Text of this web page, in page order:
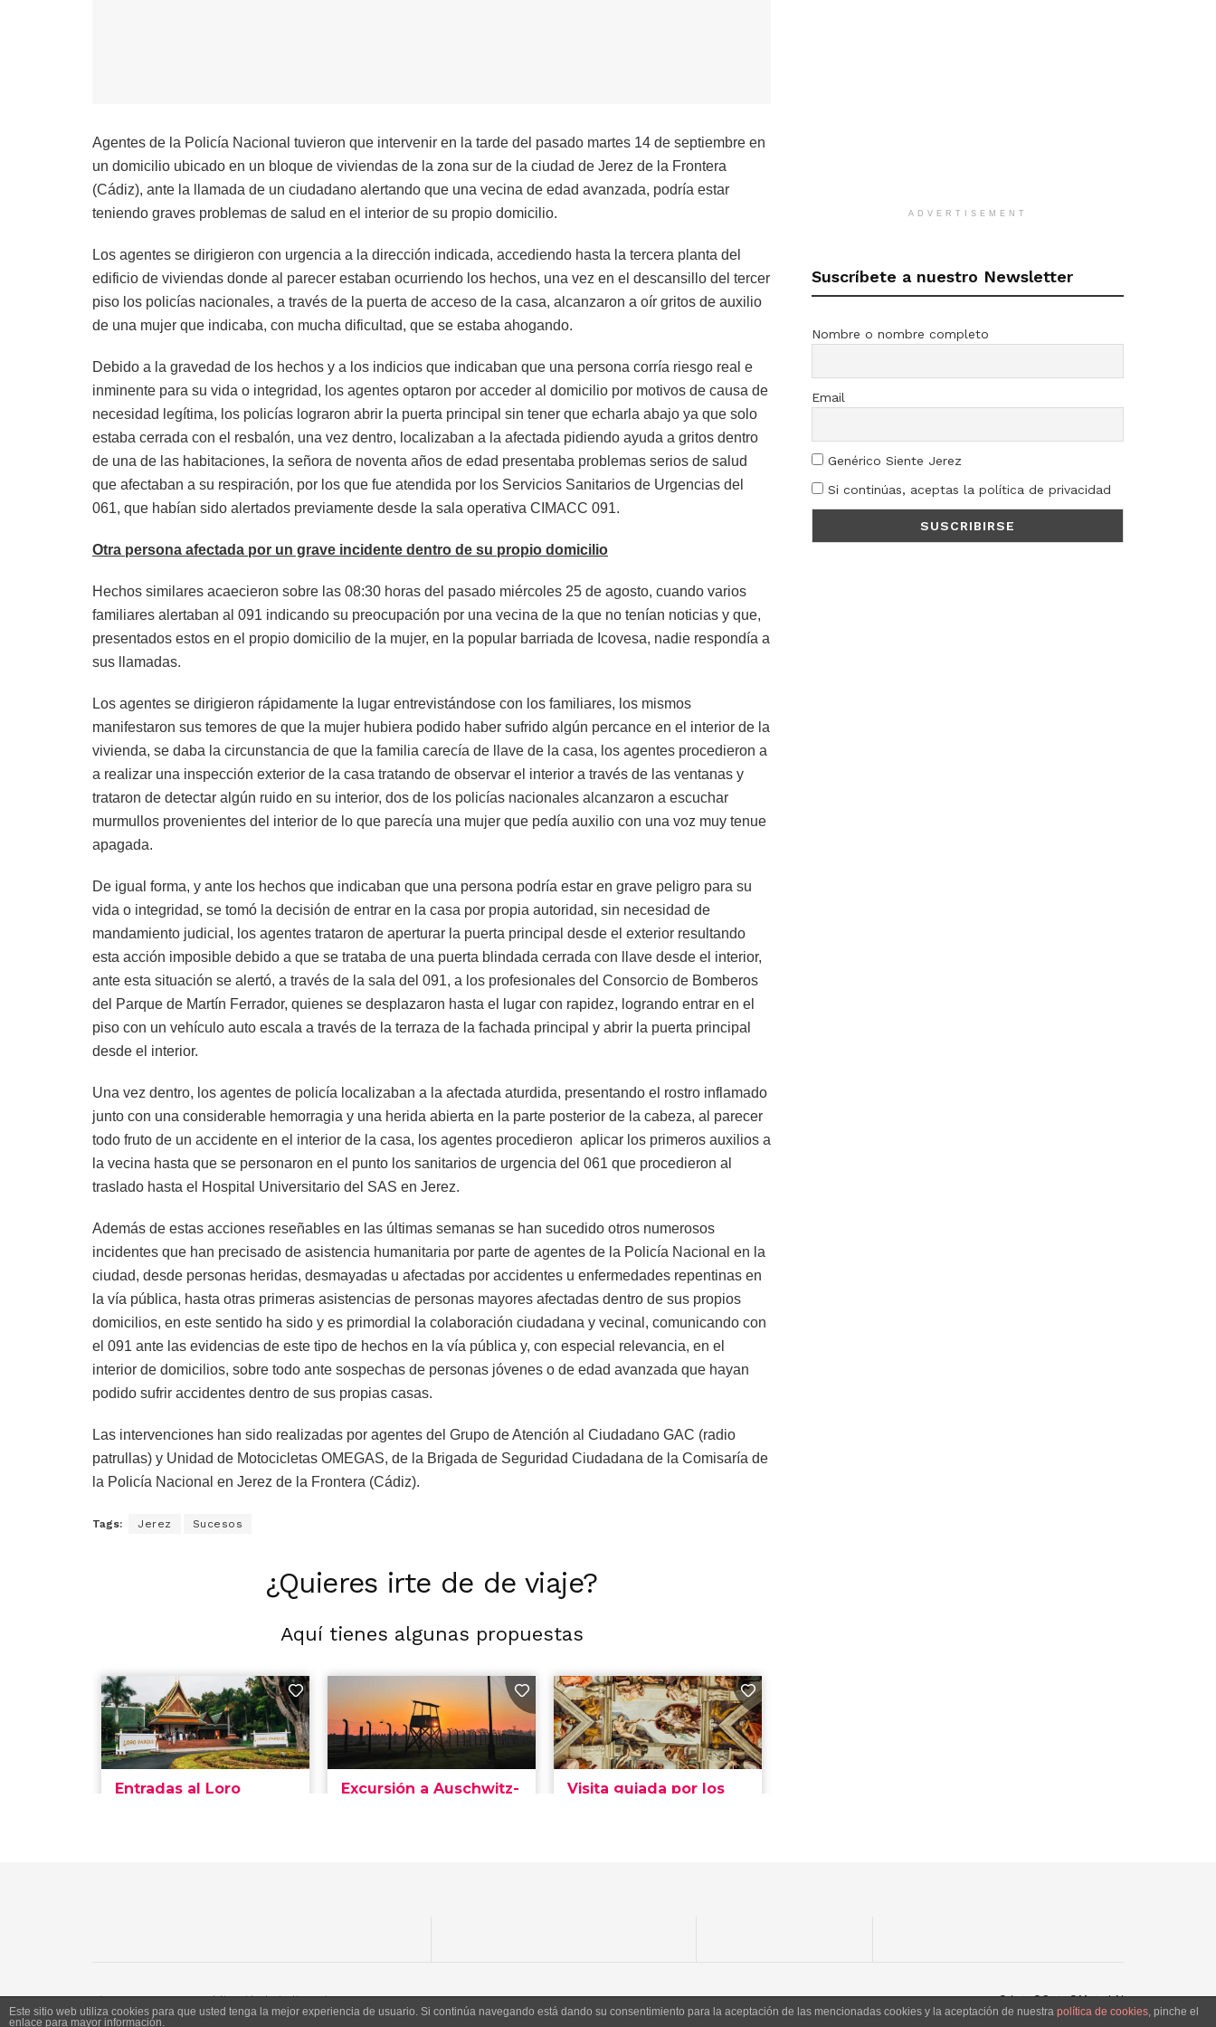
Agentes de la Policía Nacional tuvieron que intervenir en la tarde del pasado martes 14 de septiembre en
un domicilio ubicado en un bloque de viviendas de la zona sur de la ciudad de Jerez de la Frontera
(Cádiz), ante la llamada de un ciudadano alertando que una vecina de edad avanzada, podría estar
teniendo graves problemas de salud en el interior de su propio domicilio.
Los agentes se dirigieron con urgencia a la dirección indicada, accediendo hasta la tercera planta del
edificio de viviendas donde al parecer estaban ocurriendo los hechos, una vez en el descansillo del tercer
piso los policías nacionales, a través de la puerta de acceso de la casa, alcanzaron a oír gritos de auxilio
de una mujer que indicaba, con mucha dificultad, que se estaba ahogando.
Debido a la gravedad de los hechos y a los indicios que indicaban que una persona corría riesgo real e
inminente para su vida o integridad, los agentes optaron por acceder al domicilio por motivos de causa de
necesidad legítima, los policías lograron abrir la puerta principal sin tener que echarla abajo ya que solo
estaba cerrada con el resbalón, una vez dentro, localizaban a la afectada pidiendo ayuda a gritos dentro
de una de las habitaciones, la señora de noventa años de edad presentaba problemas serios de salud
que afectaban a su respiración, por los que fue atendida por los Servicios Sanitarios de Urgencias del
061, que habían sido alertados previamente desde la sala operativa CIMACC 091.
Otra persona afectada por un grave incidente dentro de su propio domicilio
Hechos similares acaecieron sobre las 08:30 horas del pasado miércoles 25 de agosto, cuando varios
familiares alertaban al 091 indicando su preocupación por una vecina de la que no tenían noticias y que,
presentados estos en el propio domicilio de la mujer, en la popular barriada de Icovesa, nadie respondía a
sus llamadas.
Los agentes se dirigieron rápidamente la lugar entrevistándose con los familiares, los mismos
manifestaron sus temores de que la mujer hubiera podido haber sufrido algún percance en el interior de la
vivienda, se daba la circunstancia de que la familia carecía de llave de la casa, los agentes procedieron a
a realizar una inspección exterior de la casa tratando de observar el interior a través de las ventanas y
trataron de detectar algún ruido en su interior, dos de los policías nacionales alcanzaron a escuchar
murmullos provenientes del interior de lo que parecía una mujer que pedía auxilio con una voz muy tenue
apagada.
De igual forma, y ante los hechos que indicaban que una persona podría estar en grave peligro para su
vida o integridad, se tomó la decisión de entrar en la casa por propia autoridad, sin necesidad de
mandamiento judicial, los agentes trataron de aperturar la puerta principal desde el exterior resultando
esta acción imposible debido a que se trataba de una puerta blindada cerrada con llave desde el interior,
ante esta situación se alertó, a través de la sala del 091, a los profesionales del Consorcio de Bomberos
del Parque de Martín Ferrador, quienes se desplazaron hasta el lugar con rapidez, logrando entrar en el
piso con un vehículo auto escala a través de la terraza de la fachada principal y abrir la puerta principal
desde el interior.
Una vez dentro, los agentes de policía localizaban a la afectada aturdida, presentando el rostro inflamado
junto con una considerable hemorragia y una herida abierta en la parte posterior de la cabeza, al parecer
todo fruto de un accidente en el interior de la casa, los agentes procedieron aplicar los primeros auxilios a
la vecina hasta que se personaron en el punto los sanitarios de urgencia del 061 que procedieron al
traslado hasta el Hospital Universitario del SAS en Jerez.
Además de estas acciones reseñables en las últimas semanas se han sucedido otros numerosos
incidentes que han precisado de asistencia humanitaria por parte de agentes de la Policía Nacional en la
ciudad, desde personas heridas, desmayadas u afectadas por accidentes u enfermedades repentinas en
la vía pública, hasta otras primeras asistencias de personas mayores afectadas dentro de sus propios
domicilios, en este sentido ha sido y es primordial la colaboración ciudadana y vecinal, comunicando con
el 091 ante las evidencias de este tipo de hechos en la vía pública y, con especial relevancia, en el
interior de domicilios, sobre todo ante sospechas de personas jóvenes o de edad avanzada que hayan
podido sufrir accidentes dentro de sus propias casas.
Las intervenciones han sido realizadas por agentes del Grupo de Atención al Ciudadano GAC (radio
patrullas) y Unidad de Motocicletas OMEGAS, de la Brigada de Seguridad Ciudadana de la Comisaría de
la Policía Nacional en Jerez de la Frontera (Cádiz).
Tags: Jerez Sucesos
¿Quieres irte de de viaje?
Aquí tienes algunas propuestas
ADVERTISEMENT
Suscríbete a nuestro Newsletter
Nombre o nombre completo
Email
Genérico Siente Jerez
Si continúas, aceptas la política de privacidad
SJ SC SM LN
Siente Jerez 2020. Publicación bajo licencia CC
Este sitio web utiliza cookies para que usted tenga la mejor experiencia de usuario. Si continúa navegando está dando su consentimiento para la aceptación de las mencionadas cookies y la aceptación de nuestra política de cookies, pinche el
enlace para mayor información.